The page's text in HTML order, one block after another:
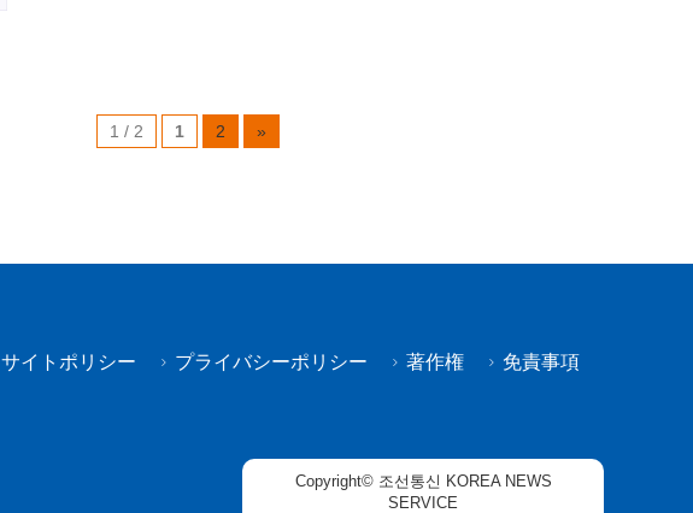
1 / 2 1 2 »
サイトポリシー プライバシーポリシー 著作権 免責事項
Copyright© 조선통신 KOREA NEWS
SERVICE